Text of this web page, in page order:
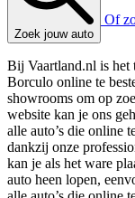
Zoek jouw auto
Of
Bij Vaartland.nl is
Borculo online te
showrooms om op
website kan je ons
alle auto’s die online
dankzij onze
kan je als het ware
auto heen lopen,